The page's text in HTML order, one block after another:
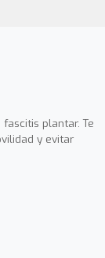
plantar. Te
y evitar